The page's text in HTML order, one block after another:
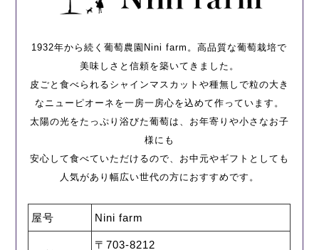
1932年から続く葡萄農園Nini farm。高品質な葡萄栽培で
美味しさと信頼を築いてきました。
皮ごと食べられるシャインマスカットや種無しで粒の大き
なニューピオーネを一房一房心を込めて作っています。
太陽の光をたっぷり浴びた葡萄は、お年寄りや小さなお子
様にも
安心して食べていただけるので、お中元やギフトとしても
人気があり幅広い世代の方におすすめです。
屋号 Nini farm
〒703-8212